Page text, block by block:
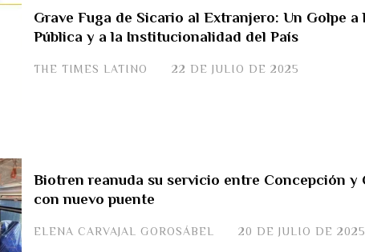
Grave Fuga de Sicario al Extranjero: Un Golpe a
Pública y a la Institucionalidad del País
THE TIMES LATINO 22 DE JULIO DE 2025
Biotren reanuda su servicio entre Concepción y
con nuevo puente
ELENA CARVAJAL GOROSÁBEL 20 DE JULIO DE 2025